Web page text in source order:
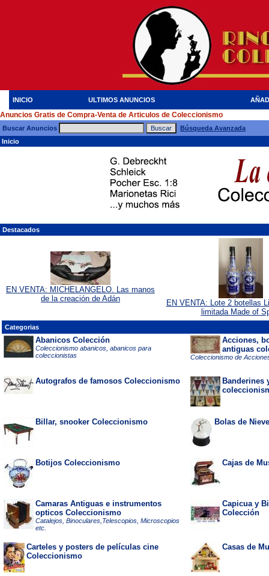
INICIO ULTIMOS ANUNCIOS
Anuncios Gratis de Compra-Venta de Articulos de Coleccionismo
Buscar Anuncios
Búsqueda Avanzada
Inicio
Destacados
EN VENTA: MICHELANGELO. Las manos
de la creación de Adán
EN VENTA: Lote 2 botellas
limitada Made of
Categorias
Abanicos Colección
Coleccionismo abanicos, abanicos para
coleccionistas
Acciones,
antiguas
Coleccionismo de
Autografos de famosos Coleccionismo
Banderines
Billar, snooker Coleccionismo Bolas de
Botijos Coleccionismo Cajas de
Camaras Antiguas e instrumentos
opticos Coleccionismo
Catalejos, Binoculares,Telescopios, Microscopios
etc.
Capicua y
Colección
Carteles y posters de películas cine
Coleccionismo
Casas de